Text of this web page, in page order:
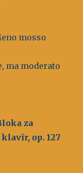
mosso
ma moderato
za
op. 127